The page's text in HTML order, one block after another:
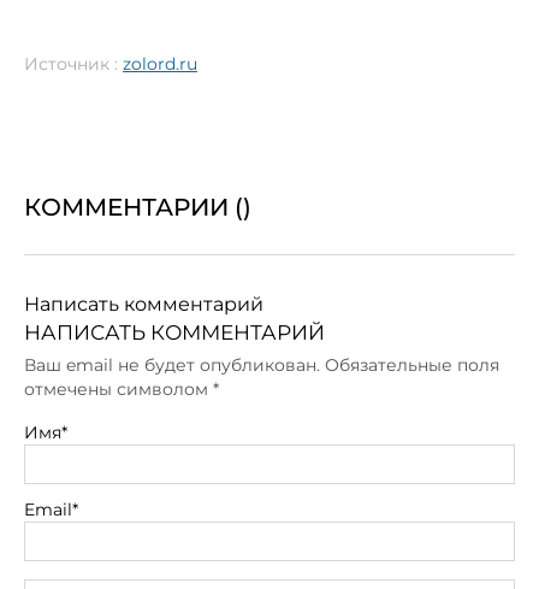
Источник : zolord.ru
КОММЕНТАРИИ ()
Написать комментарий
НАПИСАТЬ КОММЕНТАРИЙ
Ваш email не будет опубликован. Обязательные поля
отмечены символом *
Имя*
Email*